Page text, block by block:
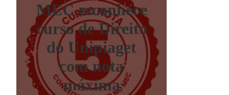
MEC reconhece
curso de Direito
do Unipiaget
com nota
máxima